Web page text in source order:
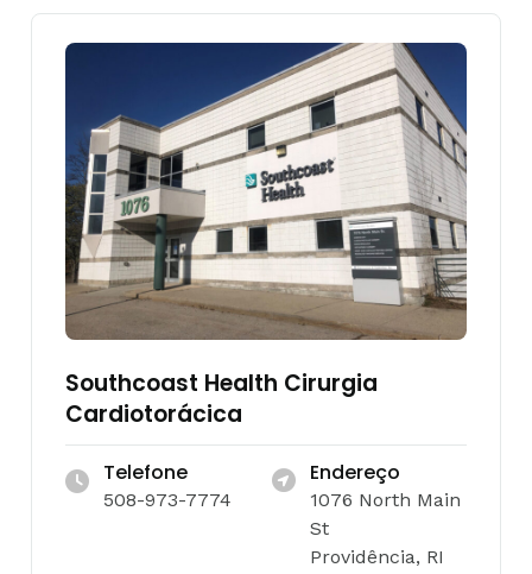
Southcoast Health Cirurgia
Cardiotorácica
Telefone
508-973-7774
Endereço
1076 North Main
St
Providência, RI